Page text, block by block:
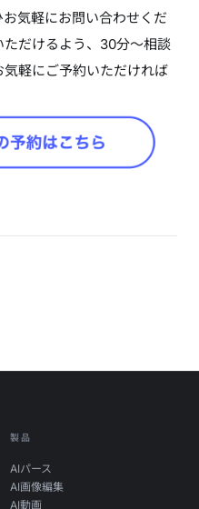
気軽にお問い合わせくだ
だけるよう、30分〜相談
軽にご予約いただければ
製品
AIパース
AI画像編集
AI動画